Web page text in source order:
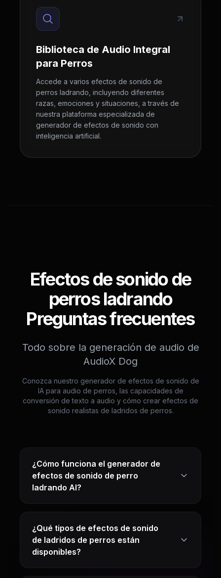
Biblioteca de Audio Integral
para Perros
Accede a varios efectos de sonido de
perros ladrando, incluyendo diferentes
razas, emociones y situaciones, a través de
nuestra plataforma especializada de
generador de efectos de sonido con
inteligencia artificial.
Efectos de sonido de
perros ladrando
Preguntas frecuentes
Todo sobre la generación de audio de
AudioX Dog
Conozca nuestro generador de efectos de sonido de
IA para audio de perros, las capacidades de
conversión de texto a audio y cómo crear efectos de
sonido realistas de ladridos de perros.
¿Cómo funciona el generador de
efectos de sonido de perro
ladrando AI?
¿Qué tipos de efectos de sonido
de ladridos de perros están
disponibles?